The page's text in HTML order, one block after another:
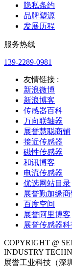
隐私条约
品牌塑源
发展历程
服务热线
139-2289-0981
友情链接 :
新浪微博
新浪博客
传感器百科
万向联轴器
展誉慧聪商铺
接近传感器
磁性传感器
和讯博客
电流传感器
优选网站目录
展誉勤加缘商
百度空间
展誉阿里博客
展誉传感器科
COPYRIGHT @
INDUSTRY
展誉工业科技（深